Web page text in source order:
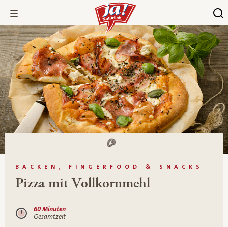
BACKEN, FINGERFOOD & SNACKS
Pizza mit Vollkornmehl
60 Minuten
Gesamtzeit